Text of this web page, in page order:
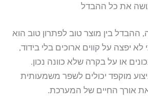
את כל ההבדל
ההבדל בין מוצר טוב לפתרון טוב הוא
יפצה על קווים ארוכים בלי בידוד,
או על בקרה שלא כוונה נכון.
מוקפד יכולים לשפר משמעותית
אורך החיים של המערכת.